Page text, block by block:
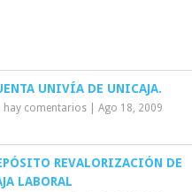
UNIVÍA DE UNICAJA.
hay comentarios |Ago 18, 2009
REVALORIZACIÓN DE
LABORAL